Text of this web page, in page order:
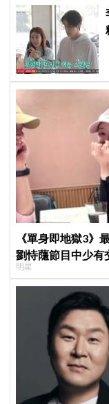
《單身即地獄3》
劉恃蘟節目中少有
調交往成真，甜蜜
明星